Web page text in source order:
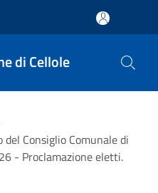
di Cellole
Consiglio Comunale di
- Proclamazione eletti.